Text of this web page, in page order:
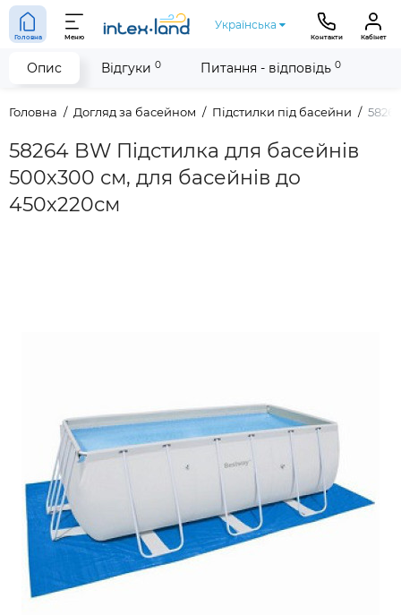
Головна Меню
Українська
Контакти Кабінет
Головна Догляд за басейном Підстилки під басейни
58264 BW Підстилка для басейнів
500х300 см, для басейнів до
450х220см
Опис Відгуки 0 Питання - відповідь 0